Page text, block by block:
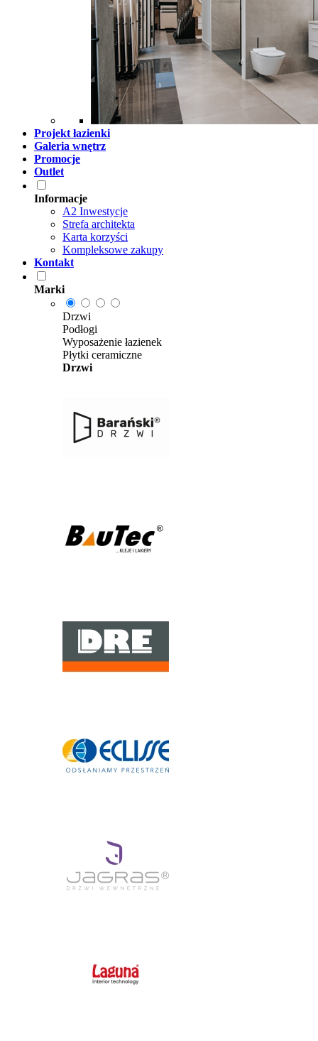
Projekt łazienki
Galeria wnętrz
Promocje
Outlet
Informacje
A2 Inwestycje
Strefa architekta
Karta korzyści
Kompleksowe zakupy
Kontakt
Marki
Drzwi
Podłogi
Wyposażenie łazienek
Płytki ceramiczne
Drzwi